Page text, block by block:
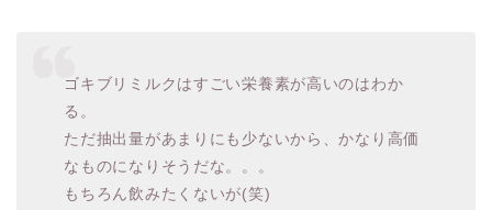
ゴキブリミルクはすごい栄養素が高いのはわか
る。
ただ抽出量があまりにも少ないから、かなり高価
なものになりそうだな。。。
もちろん飲みたくないが(笑)